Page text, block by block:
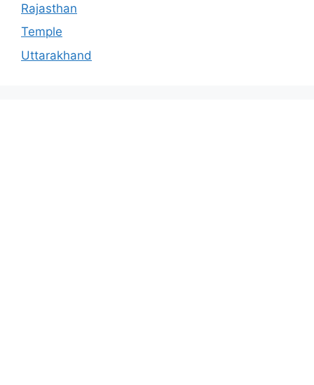
Rajasthan
Temple
Uttarakhand